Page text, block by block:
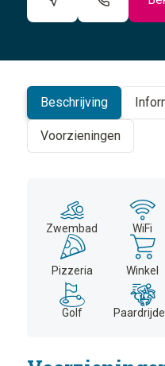
+
Beschrijving
Voorzieningen
Zwembad WiFi
Pizzeria Winkel
Golf